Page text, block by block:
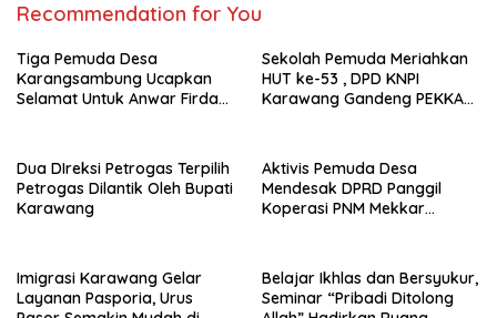
Recommendation for You
Tiga Pemuda Desa
Karangsambung Ucapkan
Selamat Untuk Anwar Firdaus
Sekolah Pemuda Meriahkan
HUT ke-53 , DPD KNPI
Karawang Gandeng PEKKA
Dua DIreksi Petrogas Terpilih
Petrogas Dilantik Oleh Bupati
Karawang
Aktivis Pemuda Desa
Mendesak DPRD Panggil
Koperasi PNM Mekkar
Imigrasi Karawang Gelar
Layanan Pasporia, Urus
Belajar Ikhlas dan Bersyukur,
Seminar “Pribadi Ditolong